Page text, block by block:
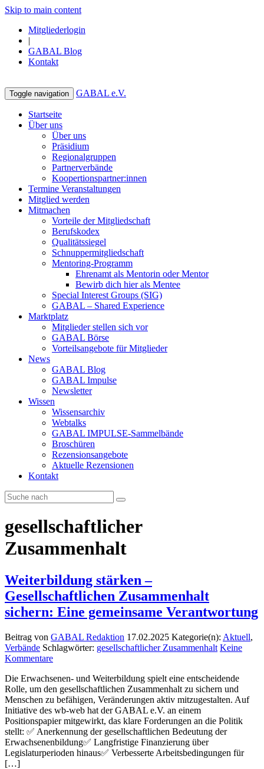
Skip to main content
Mitgliederlogin
|
GABAL Blog
Kontakt
Toggle navigation GABAL e.V.
Startseite
Über uns
Über uns
Präsidium
Regionalgruppen
Partnerverbände
Koopertionspartner:innen
Termine Veranstaltungen
Mitglied werden
Mitmachen
Vorteile der Mitgliedschaft
Berufskodex
Qualitätssiegel
Schnuppermitgliedschaft
Mentoring-Programm
Ehrenamt als Mentorin oder Mentor
Bewirb dich hier als Mentee
Special Interest Groups (SIG)
GABAL – Shared Experience
Marktplatz
Mitglieder stellen sich vor
GABAL Börse
Vorteilsangebote für Mitglieder
News
GABAL Blog
GABAL Impulse
Newsletter
Wissen
Wissensarchiv
Webtalks
GABAL IMPULSE-Sammelbände
Broschüren
Rezensionsangebote
Aktuelle Rezensionen
Kontakt
gesellschaftlicher
Zusammenhalt
Weiterbildung stärken –
Gesellschaftlichen Zusammenhalt
sichern: Eine gemeinsame Verantwortung
Beitrag von GABAL Redaktion 17.02.2025 Kategorie(n): Aktuell,
Verbände Schlagwörter: gesellschaftlicher Zusammenhalt Keine
Kommentare
Die Erwachsenen- und Weiterbildung spielt eine entscheidende
Rolle, um den gesellschaftlichen Zusammenhalt zu sichern und
Menschen zu befähigen, Veränderungen aktiv mitzugestalten. Auf
Initiative des wb-web hat der GABAL e.V. an einem
Positionspapier mitgewirkt, das klare Forderungen an die Politik
stellt: ✅ Anerkennung der gesellschaftlichen Bedeutung der
Erwachsenenbildung✅ Langfristige Finanzierung über
Legislaturperioden hinaus✅ Verbesserte Arbeitsbedingungen für
[…]